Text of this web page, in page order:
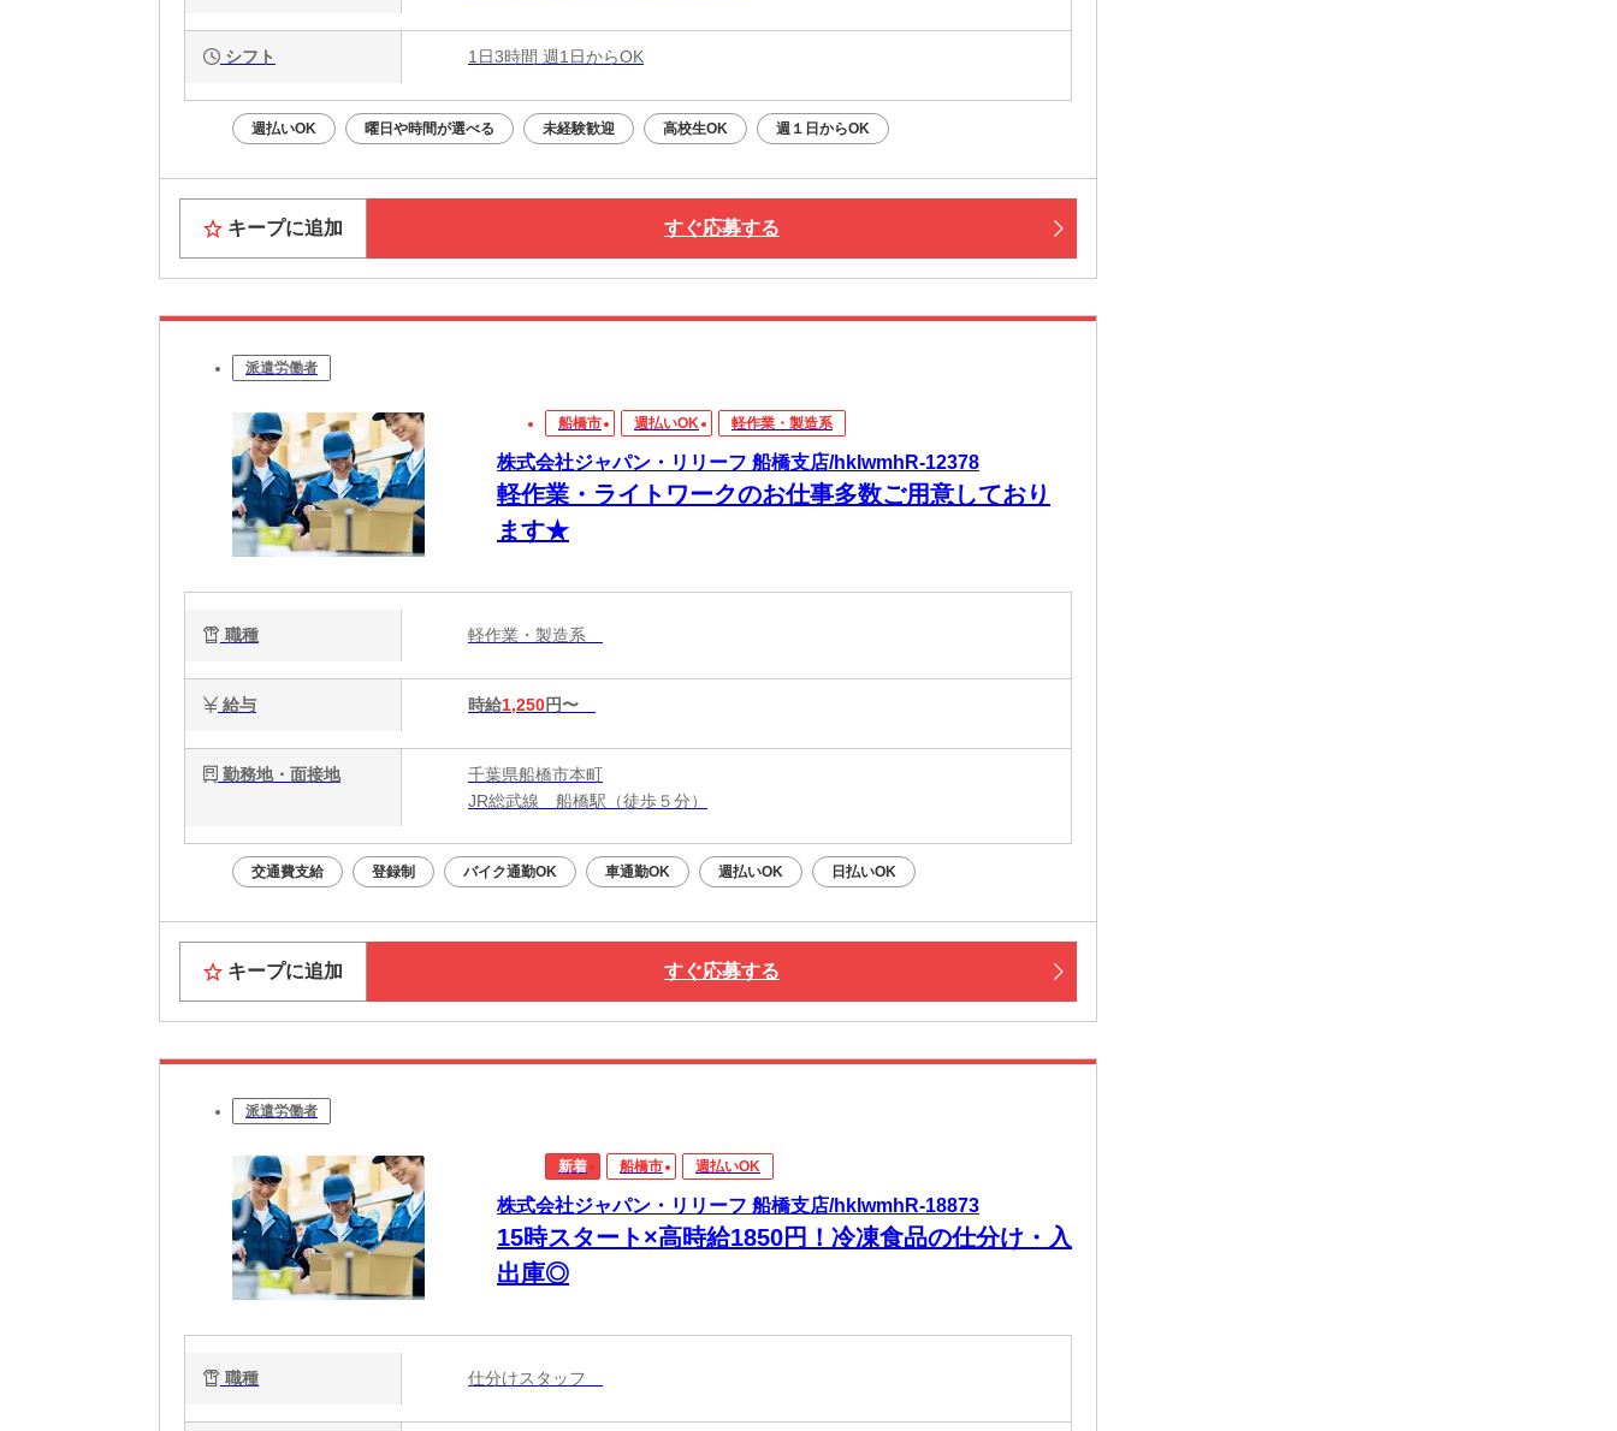
シフト 1日3時間 週1日からOK
週払いOK 曜日や時間が選べる 未経験歓迎 高校生OK 週１日からOK
キープに追加 すぐ応募する
派遣労働者
船橋市 週払いOK 軽作業・製造系
株式会社ジャパン・リリーフ 船橋支店/hklwmhR-12378
軽作業・ライトワークのお仕事多数ご用意しており
ます★
職種 軽作業・製造系
給与 時給1,250円〜
勤務地・面接地
千葉県船橋市本町
JR総武線 船橋駅（徒歩５分）
交通費支給 登録制 バイク通勤OK 車通勤OK 週払いOK 日払いOK
キープに追加 すぐ応募する
派遣労働者
新着 船橋市 週払いOK
株式会社ジャパン・リリーフ 船橋支店/hklwmhR-18873
15時スタート×高時給1850円！冷凍食品の仕分け・入
出庫◎
職種 仕分けスタッフ